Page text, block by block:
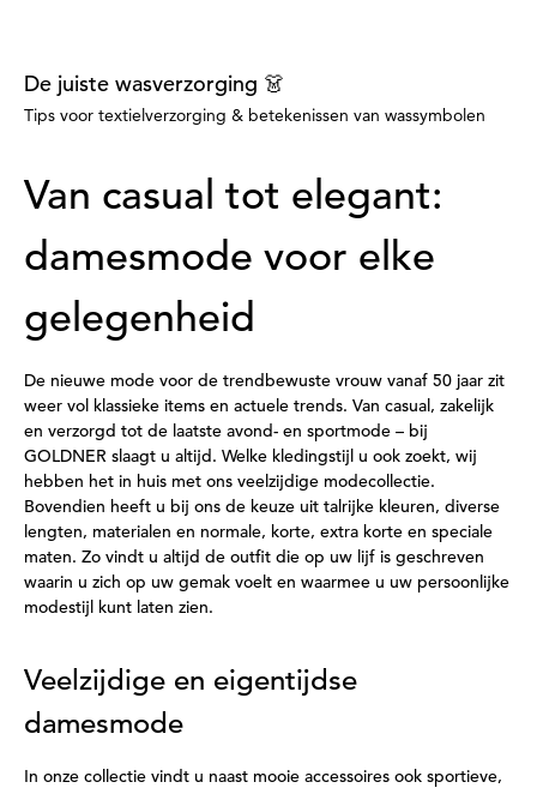
De juiste wasverzorging 👗
Tips voor textielverzorging & betekenissen van wassymbolen
Van casual tot elegant:
damesmode voor elke
gelegenheid
De nieuwe mode voor de trendbewuste vrouw vanaf 50 jaar zit
weer vol klassieke items en actuele trends. Van casual, zakelijk
en verzorgd tot de laatste avond- en sportmode – bij
GOLDNER slaagt u altijd. Welke kledingstijl u ook zoekt, wij
hebben het in huis met ons veelzijdige modecollectie.
Bovendien heeft u bij ons de keuze uit talrijke kleuren, diverse
lengten, materialen en normale, korte, extra korte en speciale
maten. Zo vindt u altijd de outfit die op uw lijf is geschreven
waarin u zich op uw gemak voelt en waarmee u uw persoonlijke
modestijl kunt laten zien.
Veelzijdige en eigentijdse
damesmode
In onze collectie vindt u naast mooie accessoires ook sportieve,